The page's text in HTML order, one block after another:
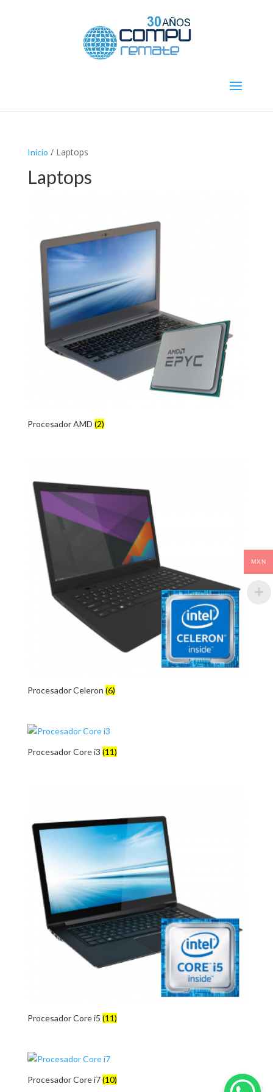
Inicio / Laptops
Laptops
Procesador AMD (2)
Procesador Celeron (6)
Procesador Core i3 (11)
Procesador Core i5 (11)
Procesador Core i7(10)
MXN